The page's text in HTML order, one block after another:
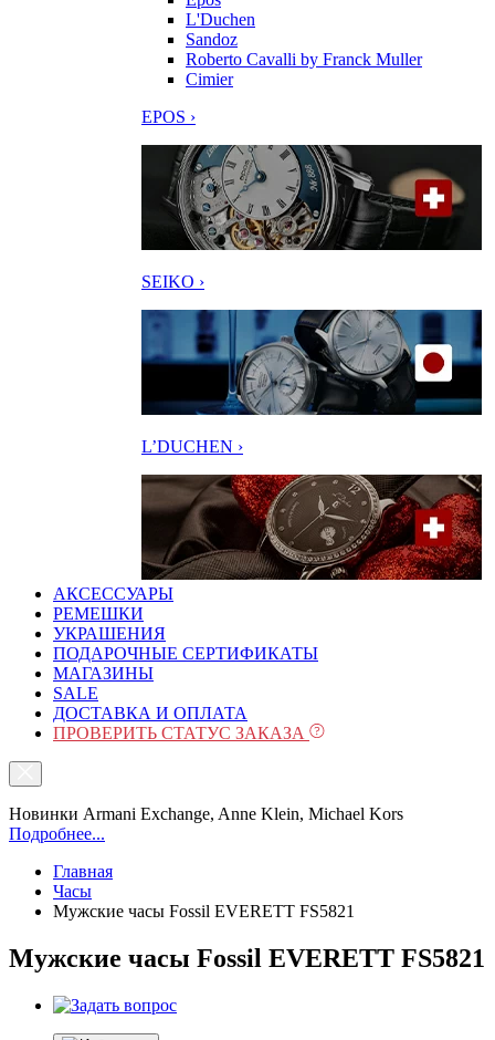
L'Duchen
Sandoz
Roberto Cavalli by Franck Muller
Cimier
EPOS ›
SEIKO ›
L’DUCHEN ›
АКСЕССУАРЫ
РЕМЕШКИ
УКРАШЕНИЯ
ПОДАРОЧНЫЕ СЕРТИФИКАТЫ
МАГАЗИНЫ
SALE
ДОСТАВКА И ОПЛАТА
ПРОВЕРИТЬ СТАТУС ЗАКАЗА
Новинки Armani Exchange, Anne Klein, Michael Kors
Подробнее...
Главная
Часы
Мужские часы Fossil EVERETT FS5821
Мужские часы Fossil EVERETT FS5821